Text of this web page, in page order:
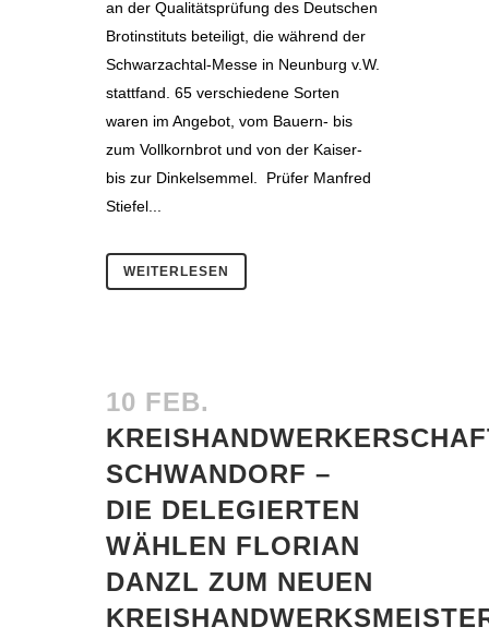
an der Qualitätsprüfung des Deutschen
Brotinstituts beteiligt, die während der
Schwarzachtal-Messe in Neunburg v.W.
stattfand. 65 verschiedene Sorten
waren im Angebot, vom Bauern- bis
zum Vollkornbrot und von der Kaiser-
bis zur Dinkelsemmel. Prüfer Manfred
Stiefel...
WEITERLESEN
10 FEB.
SCHWANDORF –
DIE DELEGIERTEN
WÄHLEN FLORIAN
DANZL ZUM NEUEN